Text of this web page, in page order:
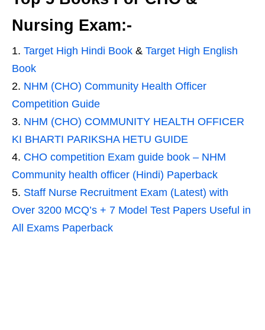
Nursing Exam:-
Target High Hindi Book & Target High English
Book
NHM (CHO) Community Health Officer
Competition Guide
NHM (CHO) COMMUNITY HEALTH OFFICER
KI BHARTI PARIKSHA HETU GUIDE
CHO competition Exam guide book – NHM
Community health officer (Hindi) Paperback
Staff Nurse Recruitment Exam (Latest) with
Over 3200 MCQ’s + 7 Model Test Papers Useful in
All Exams Paperback